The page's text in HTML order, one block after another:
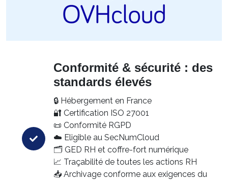
Conformité & sécurité : des
standards élevés
🔒 Hébergement en France
🔐 Certification ISO 27001
📜 Conformité RGPD
☁️ Eligible au SecNumCloud
🗂️ GED RH et coffre-fort numérique
📈 Traçabilité de toutes les actions RH
📥 Archivage conforme aux exigences du